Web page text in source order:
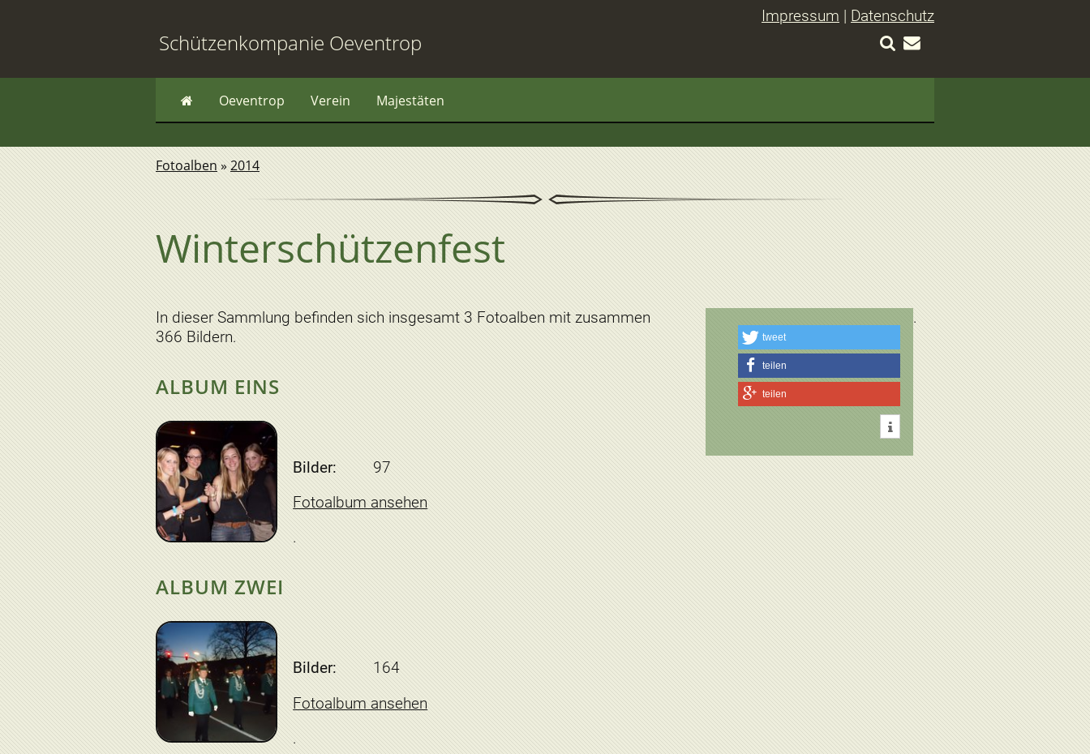
Impressum | Datenschutz
Schützenkompanie Oeventrop
Oeventrop Verein Majestäten
Fotoalben » 2014
Winterschützenfest
In dieser Sammlung befinden sich insgesamt 3 Fotoalben mit zusammen
366 Bildern.
ALBUM EINS
Bilder:
97
Fotoalbum ansehen
ALBUM ZWEI
Bilder:
164
Fotoalbum ansehen
tweet
teilen
teilen